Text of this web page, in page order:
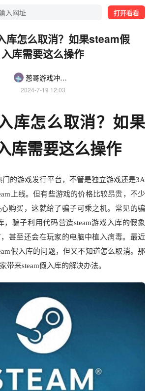
打开看看
库怎么取消？如果steam假
入库需要这么操作
葱哥游戏冲锋舟
2024-7-19 12:03
库怎么取消？如果
库需要这么操作
门的游戏发行平台，不管是独立游戏还是3A
上线。但有些游戏的价格比较昂贵，不少
购买，这就给了骗子可乘之机。常见的骗
，骗子利用代码营造steam游戏入库的假象
甚至还会在玩家的电脑中植入病毒。最近
假入库的问题，但又不知道怎么取消。那
带来steam假入库的解决办法。